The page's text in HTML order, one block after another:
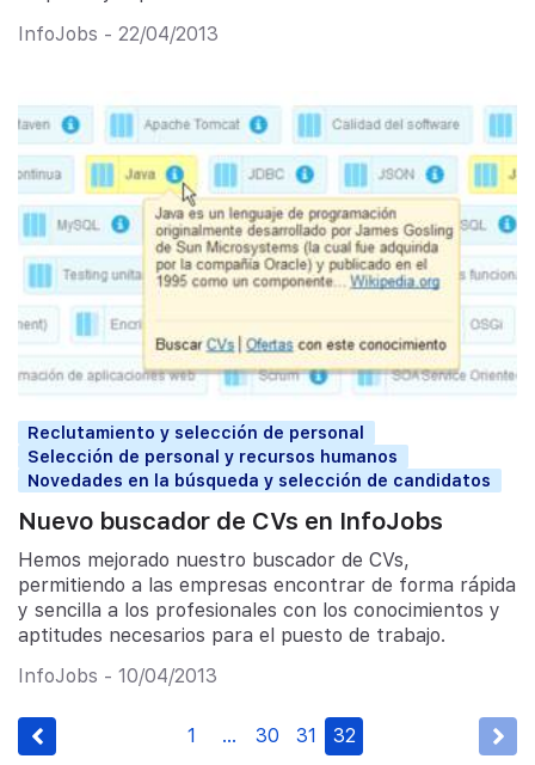
InfoJobs - 22/04/2013
Reclutamiento y selección de personal
Selección de personal y recursos humanos
Novedades en la búsqueda y selección de candidatos
Nuevo buscador de CVs en InfoJobs
Hemos mejorado nuestro buscador de CVs,
permitiendo a las empresas encontrar de forma rápida
y sencilla a los profesionales con los conocimientos y
aptitudes necesarios para el puesto de trabajo.
InfoJobs - 10/04/2013
1 … 30 31 32